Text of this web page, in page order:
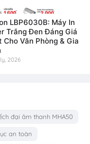
LBP6030B: Máy In
Trắng Đen Đáng Giá
Cho Văn Phòng & Gia
2026
đại âm thanh MHA50
an toàn